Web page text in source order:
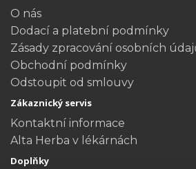
O nás
Dodací a platební podmínky
Zásady zpracování osobních
Obchodní podmínky
Odstoupit od smlouvy
Zákaznický servis
Kontaktní informace
Alta Herba v lékárnách
Doplňky